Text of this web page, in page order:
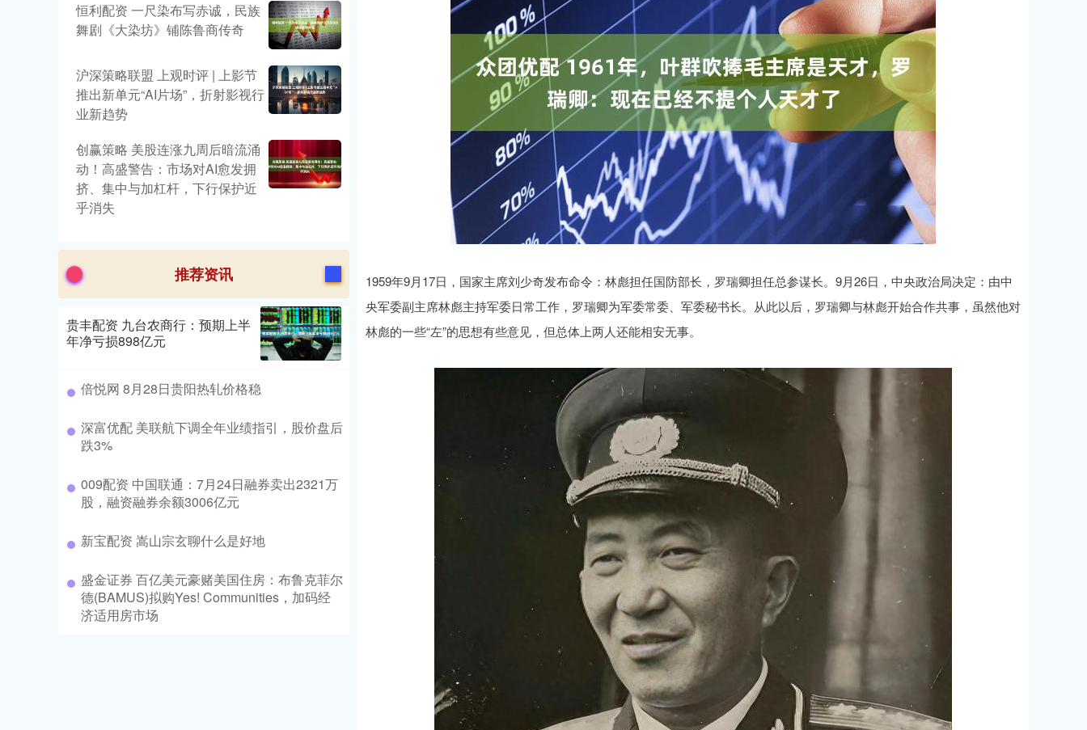
1959年9月17日，国家主席刘少奇发布命令：林彪担任国防部长，罗瑞卿担任总参谋长。9月26日，中央政治局决定：由中
央军委副主席林彪主持军委日常工作，罗瑞卿为军委常委、军委秘书长。从此以后，罗瑞卿与林彪开始合作共事，虽然他对
林彪的一些“左”的思想有些意见，但总体上两人还能相安无事。
恒利配资 一尺染布写赤诚，民族
舞剧《大染坊》铺陈鲁商传奇
沪深策略联盟 上观时评 | 上影节
推出新单元“AI片场”，折射影视行
业新趋势
创赢策略 美股连涨九周后暗流涌
动！高盛警告：市场对AI愈发拥
挤、集中与加杠杆，下行保护近
乎消失
推荐资讯
贵丰配资 九台农商行：预期上半
年净亏损898亿元
倍悦网 8月28日贵阳热轧价格稳
深富优配 美联航下调全年业绩指引，股价盘后
跌3%
009配资 中国联通：7月24日融券卖出2321万
股，融资融券余额3006亿元
新宝配资 嵩山宗玄聊什么是好地
盛金证券 百亿美元豪赌美国住房：布鲁克菲尔
德(BAMUS)拟购Yes! Communities，加码经
济适用房市场